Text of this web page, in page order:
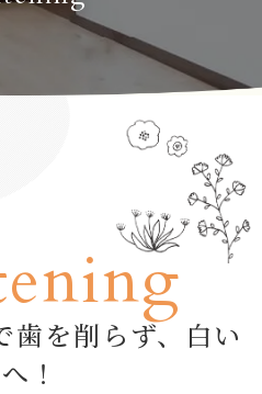
歯を削らず、白い
！